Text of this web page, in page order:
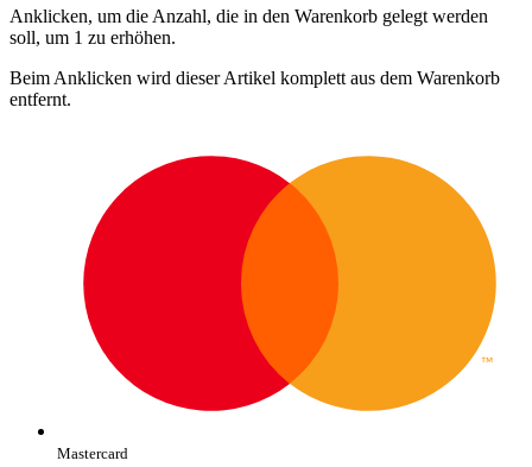
Anklicken, um die Anzahl, die in den Warenkorb gelegt werden
soll, um 1 zu erhöhen.
Beim Anklicken wird dieser Artikel komplett aus dem Warenkorb
entfernt.
Mastercard